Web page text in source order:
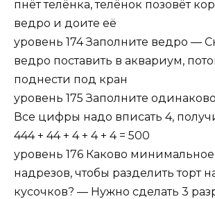
пнёт телёнка, телёнок позовёт
ведро и доите её
уровень 174 Заполните ведро —
ведро поставить в аквариум,
поднести под кран
уровень 175 Заполните
Все цифры надо вписать 4,
444 + 44 + 4 + 4 + 4 = 500
уровень 176 Каково
надрезов, чтобы разделить торт
кусочков? — Нужно сделать 3